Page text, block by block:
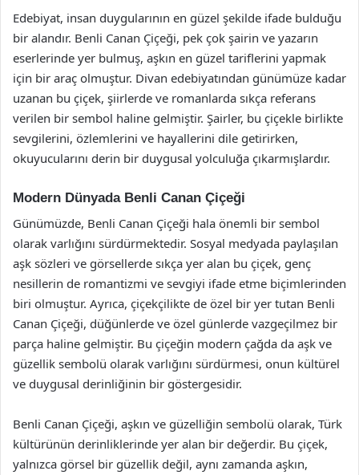
Edebiyat, insan duygularının en güzel şekilde ifade bulduğu
bir alandır. Benli Canan Çiçeği, pek çok şairin ve yazarın
eserlerinde yer bulmuş, aşkın en güzel tariflerini yapmak
için bir araç olmuştur. Divan edebiyatından günümüze kadar
uzanan bu çiçek, şiirlerde ve romanlarda sıkça referans
verilen bir sembol haline gelmiştir. Şairler, bu çiçekle birlikte
sevgilerini, özlemlerini ve hayallerini dile getirirken,
okuyucularını derin bir duygusal yolculuğa çıkarmışlardır.
Modern Dünyada Benli Canan Çiçeği
Günümüzde, Benli Canan Çiçeği hala önemli bir sembol
olarak varlığını sürdürmektedir. Sosyal medyada paylaşılan
aşk sözleri ve görsellerde sıkça yer alan bu çiçek, genç
nesillerin de romantizmi ve sevgiyi ifade etme biçimlerinden
biri olmuştur. Ayrıca, çiçekçilikte de özel bir yer tutan Benli
Canan Çiçeği, düğünlerde ve özel günlerde vazgeçilmez bir
parça haline gelmiştir. Bu çiçeğin modern çağda da aşk ve
güzellik sembolü olarak varlığını sürdürmesi, onun kültürel
ve duygusal derinliğinin bir göstergesidir.
Benli Canan Çiçeği, aşkın ve güzelliğin sembolü olarak, Türk
kültürünün derinliklerinde yer alan bir değerdir. Bu çiçek,
yalnızca görsel bir güzellik değil, aynı zamanda aşkın,